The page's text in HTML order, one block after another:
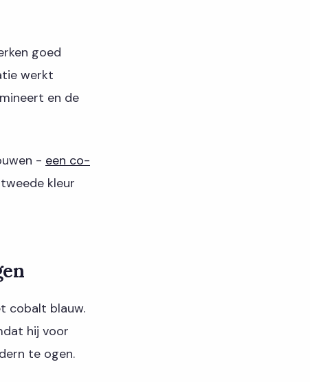
goed
werkt
en de
- een co-
kleur
cobalt blauw.
hij voor
te ogen.